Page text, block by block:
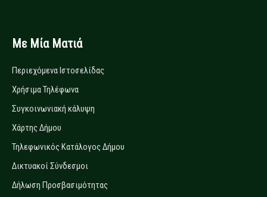
Με Μία Ματιά
Περιεχόμενα Ιστοσελίδας
Χρήσιμα Τηλέφωνα
Συγκοινωνιακή κάλυψη
Χάρτης Δήμου
Τηλεφωνικός Κατάλογος Δήμου
Δικτυακοί Σύνδεσμοι
Δήλωση Προσβασιμότητας